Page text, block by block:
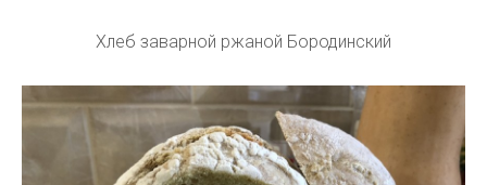
Хлеб заварной ржаной Бородинский